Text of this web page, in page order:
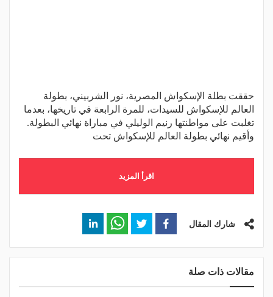
حققت بطلة الإسكواش المصرية، نور الشربيني، بطولة
العالم للإسكواش للسيدات، للمرة الرابعة في تاريخها، بعدما
تغلبت على مواطنتها رنيم الوليلي في مباراة نهائي البطولة.
وأقيم نهائي بطولة العالم للإسكواش تحت
اقرأ المزيد
شارك المقال
مقالات ذات صلة